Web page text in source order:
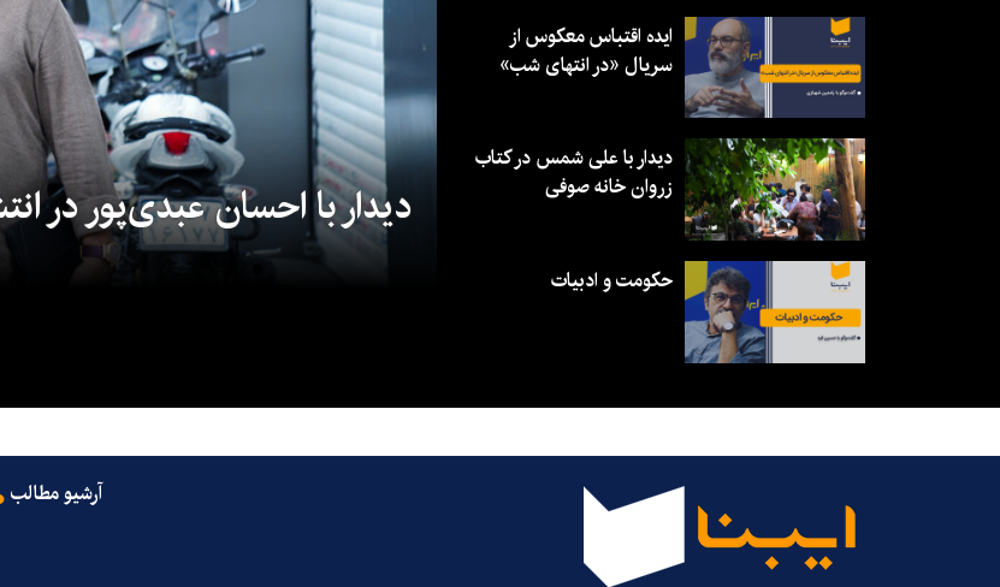
دیدار با احسان عبدی‌پور در
ایده اقتباس معکوس از
سریال «در انتهای شب»
دیدار با علی شمس در کتاب
زروان خانه صوفی
حکومت و ادبیات
آرشیو مطالب